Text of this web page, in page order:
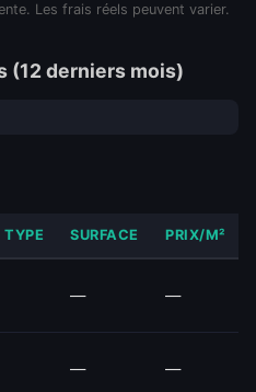
Les frais réels peuvent varier.
(12 derniers mois)
TYPE SURFACE PRIX/M²
— —
— —